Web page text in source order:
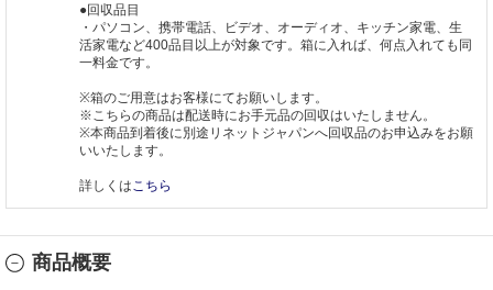
●回収品目
・パソコン、携帯電話、ビデオ、オーディオ、キッチン家電、生
活家電など400品目以上が対象です。箱に入れば、何点入れても同
一料金です。
※箱のご用意はお客様にてお願いします。
※こちらの商品は配送時にお手元品の回収はいたしません。
※本商品到着後に別途リネットジャパンへ回収品のお申込みをお願
いいたします。
詳しくは こちら
商品概要